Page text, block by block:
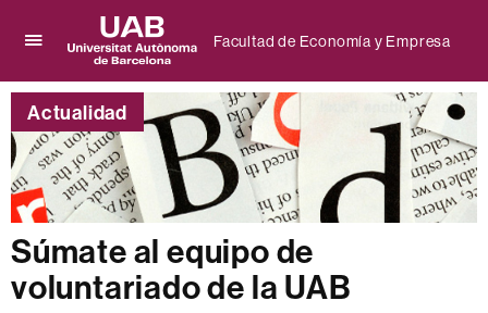
aquí
para
desplegar
el
menú
de
Facultad
de
Economía
y
Empresa
Universitat
Autònoma
de
Barcelona
Facultad de Economía y Empresa
Actualidad
Súmate al equipo de
voluntariado de la UAB